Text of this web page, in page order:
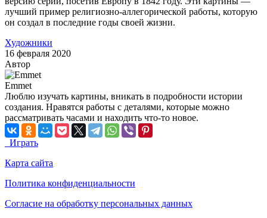
лучший пример религиозно-аллегорической работы, которую
он создал в последние годы своей жизни.
Художники
16 февраля 2020
Автор
Emmet
Люблю изучать картины, вникать в подробности истории
создания. Нравятся работы с деталями, которые можно
рассматривать часами и находить что-то новое.
Играть
Карта сайта
Политика конфиденциальности
Согласие на обработку персональных данных